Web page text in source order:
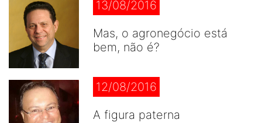
13/08/2016
Mas, o agronegócio está
bem, não é?
12/08/2016
A figura paterna